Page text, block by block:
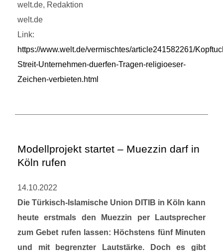
welt.de, Redaktion
welt.de
Link:
https://www.welt.de/vermischtes/article241582261/
Streit-Unternehmen-duerfen-Tragen-religioeser-
Zeichen-verbieten.html
Modellprojekt startet – Muezzin darf in
Köln rufen
14.10.2022
Die Türkisch-Islamische Union DITIB in Köln kann
heute erstmals den Muezzin per Lautsprecher
zum Gebet rufen lassen: Höchstens fünf Minuten
und mit begrenzter Lautstärke. Doch es gibt